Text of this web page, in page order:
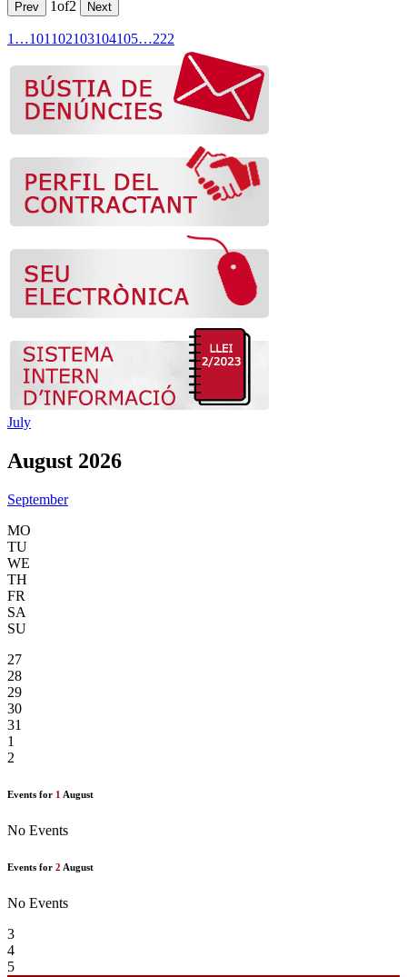
Prev 1of2 Next
1 …101 102103104105…222
July
August 2026
September
MO
TU
WE
TH
FR
SA
SU
27
28
29
30
31
1
2
Events for 1 August
No Events
Events for 2 August
No Events
3
4
5